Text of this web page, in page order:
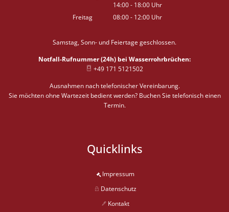
Von 08:00 bis 12:00 Uhr
14:00- 18:00 Uhr
Von 14:00 bis 18:00 Uhr
Freitag 08:00- 12:00 Uhr
Samstag, Sonn- und Feiertage geschlossen.
Notfall-Rufnummer (24h) bei Wasserrohrbrüchen:
+49 171 5121502
Ausnahmen nach telefonischer Vereinbarung.
Sie möchten ohne Wartezeit bedient werden? Buchen Sie telefonisch einen
Termin.
Quicklinks
Impressum
Datenschutz
Kontakt